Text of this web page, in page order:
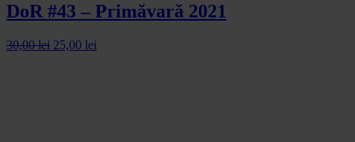
DoR #43 – Primăvară 2021
30,00lei 25,00 lei